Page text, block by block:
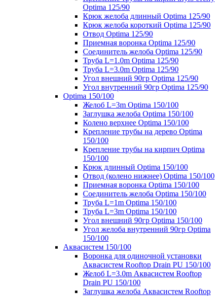
Optima 125/90
Крюк желоба длинный Optima 125/90
Крюк желоба короткий Optima 125/90
Отвод Optima 125/90
Приемная воронка Optima 125/90
Соединитель желоба Optima 125/90
Труба L=1.0m Optima 125/90
Труба L=3.0m Optima 125/90
Угол внешний 90гр Optima 125/90
Угол внутренний 90гр Optima 125/90
Optima 150/100
Желоб L=3m Optima 150/100
Заглушка желоба Optima 150/100
Колено верхнее Optima 150/100
Крепление трубы на дерево Optima
150/100
Крепление трубы на кирпич Optima
150/100
Крюк длинный Optima 150/100
Отвод (колено нижнее) Optima 150/100
Приемная воронка Optima 150/100
Соединитель желоба Optima 150/100
Труба L=1m Optima 150/100
Труба L=3m Optima 150/100
Угол внешний 90гр Optima 150/100
Угол желоба внутренний 90гр Optima
150/100
Аквасистем 150/100
Воронка для одиночной установки
Аквасистем Rooftop Drain PU 150/100
Желоб L=3.0m Аквасистем Rooftop
Drain PU 150/100
Заглушка желоба Аквасистем Rooftop